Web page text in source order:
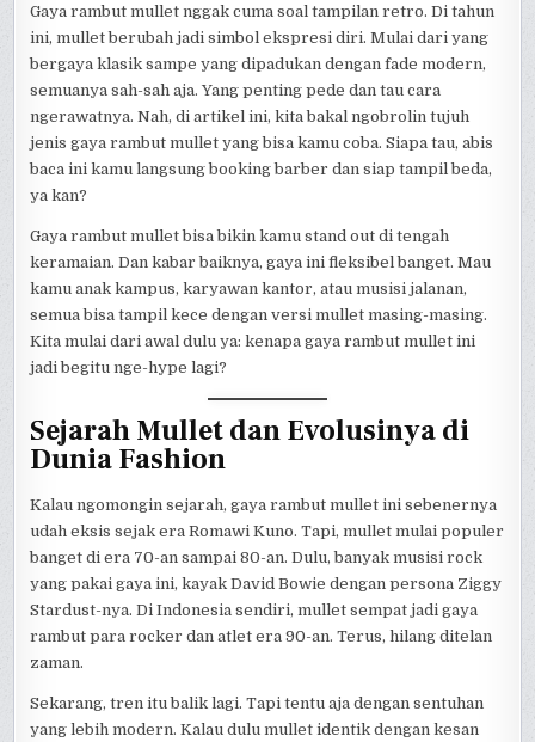
Gaya rambut mullet nggak cuma soal tampilan retro. Di tahun
ini, mullet berubah jadi simbol ekspresi diri. Mulai dari yang
bergaya klasik sampe yang dipadukan dengan fade modern,
semuanya sah-sah aja. Yang penting pede dan tau cara
ngerawatnya. Nah, di artikel ini, kita bakal ngobrolin tujuh
jenis gaya rambut mullet yang bisa kamu coba. Siapa tau, abis
baca ini kamu langsung booking barber dan siap tampil beda,
ya kan?
Gaya rambut mullet bisa bikin kamu stand out di tengah
keramaian. Dan kabar baiknya, gaya ini fleksibel banget. Mau
kamu anak kampus, karyawan kantor, atau musisi jalanan,
semua bisa tampil kece dengan versi mullet masing-masing.
Kita mulai dari awal dulu ya: kenapa gaya rambut mullet ini
jadi begitu nge-hype lagi?
Sejarah Mullet dan Evolusinya di
Dunia Fashion
Kalau ngomongin sejarah, gaya rambut mullet ini sebenernya
udah eksis sejak era Romawi Kuno. Tapi, mullet mulai populer
banget di era 70-an sampai 80-an. Dulu, banyak musisi rock
yang pakai gaya ini, kayak David Bowie dengan persona Ziggy
Stardust-nya. Di Indonesia sendiri, mullet sempat jadi gaya
rambut para rocker dan atlet era 90-an. Terus, hilang ditelan
zaman.
Sekarang, tren itu balik lagi. Tapi tentu aja dengan sentuhan
yang lebih modern. Kalau dulu mullet identik dengan kesan